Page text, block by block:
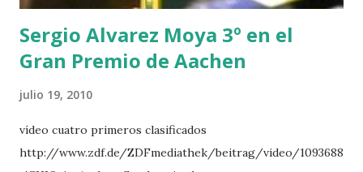
del Gran Premio en su vuelta de honor
Sergio Alvarez Moya 3º en el
Gran Premio de Aachen
julio 19, 2010
vídeo cuatro primeros clasificados
http://www.zdf.de/ZDFmediathek/beitrag/video/1093688